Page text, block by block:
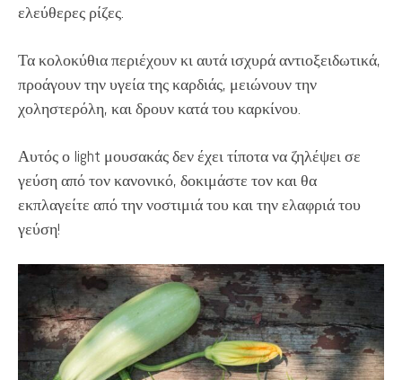
ελεύθερες ρίζες.
Τα κολοκύθια περιέχουν κι αυτά ισχυρά αντιοξειδωτικά,
προάγουν την υγεία της καρδιάς, μειώνουν την
χοληστερόλη, και δρουν κατά του καρκίνου.
Αυτός ο light μουσακάς δεν έχει τίποτα να ζηλέψει σε
γεύση από τον κανονικό, δοκιμάστε τον και θα
εκπλαγείτε από την νοστιμιά του και την ελαφριά του
γεύση!